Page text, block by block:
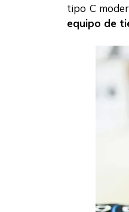
tipo C
equipo de